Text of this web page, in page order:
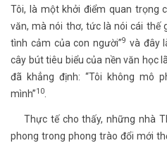
Tôi, là một khởi điểm quan trọng
văn, mà nói thơ, tức là nói cái thế
tình cảm của con người”9 và đây
cây bút tiêu biểu của nền văn học
đã khẳng định: “Tôi không mô
mình”10
Thực tế cho thấy, những nhà
phong trong phong trào đổi mới